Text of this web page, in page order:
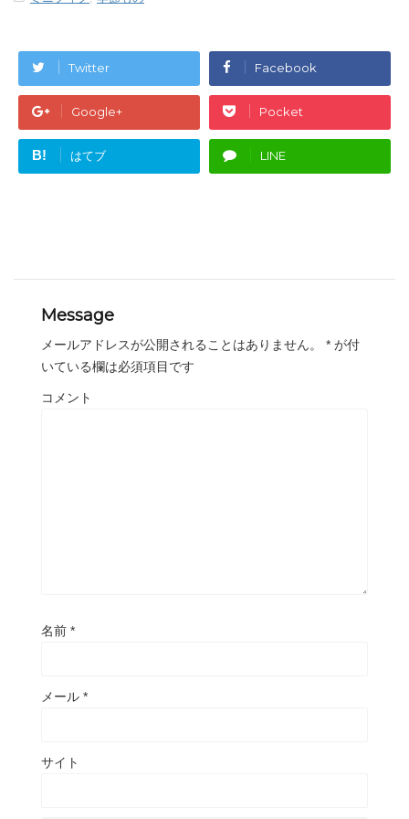
Twitter Facebook
Google+ Pocket
B! はてブ LINE
Message
メールアドレスが公開されることはありません。 * が付
いている欄は必須項目です
コメント
名前 *
メール *
サイト